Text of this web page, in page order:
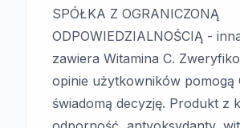
SPÓŁKA Z OGRANICZONĄ
ODPOWIEDZIALNOŚCIĄ -
zawiera Witamina C.
opinie użytkowników pomogą
świadomą decyzję. Produkt z